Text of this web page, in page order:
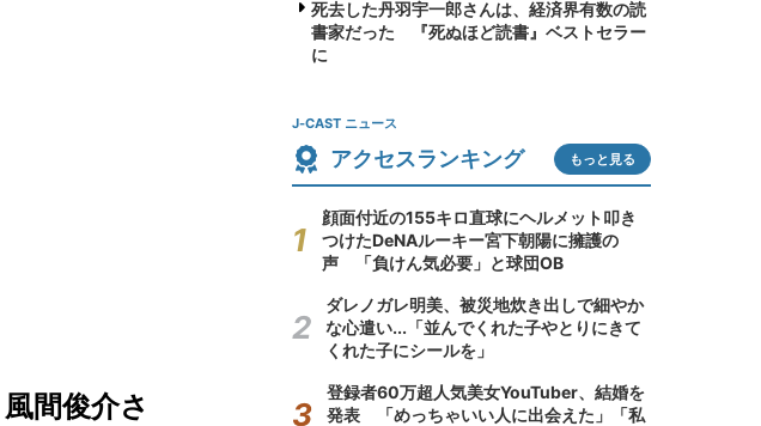
間俊介さ
死去した丹羽宇一郎さんは、経済界有数の読
書家だった 『死ぬほど読書』ベストセラー
に
J-CAST ニュース
アクセスランキング もっと見る
顔面付近の155キロ直球にヘルメット叩き
つけたDeNAルーキー宮下朝陽に擁護の
声 「負けん気必要」と球団OB
ダレノガレ明美、被災地炊き出しで細やか
な心遣い...「並んでくれた子やとりにきて
くれた子にシールを」
登録者60万超人気美女YouTuber、結婚を
発表 「めっちゃいい人に出会えた」「私